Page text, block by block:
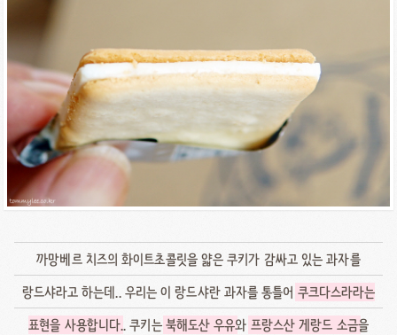
까망베르 치즈의 화이트초콜릿을 얇은 쿠키가 감싸고 있는 과자를
랑드샤라고 하는데.. 우리는 이 랑드샤란 과자를 통틀어 쿠크다스라라는
표현을 사용합니다.. 쿠키는북해도산 우유와 프랑스산 게랑드 소금을